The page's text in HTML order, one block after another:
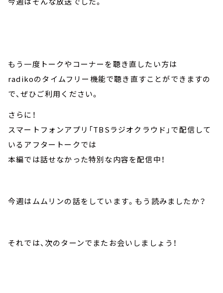
もう一度トークやコーナーを聴き直したい方は
radikoのタイムフリー機能で聴き直すことができますの
で、ぜひご利用ください。
さらに！
スマートフォンアプリ「TBSラジオクラウド」で配信して
いるアフタートークでは
本編では話せなかった特別な内容を配信中！
今週はムムリンの話をしています。もう読みましたか？
それでは、次のターンでまたお会いしましょう！